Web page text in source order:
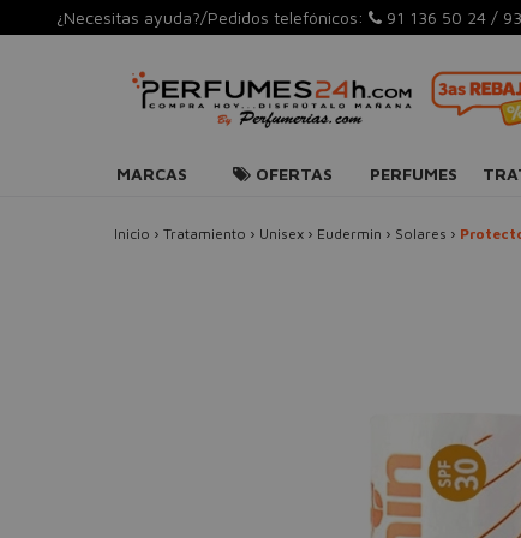
¿Necesitas ayuda?/Pedidos telefónicos: 91 136 50 24 /
MARCAS OFERTAS PERFUMES
Inicio › Tratamiento › Unisex › Eudermin › Solares ›